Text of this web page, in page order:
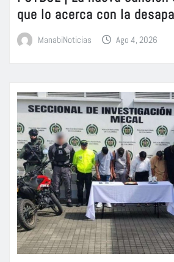
que lo acerca con la
ManabiNoticias Ago 4, 2026